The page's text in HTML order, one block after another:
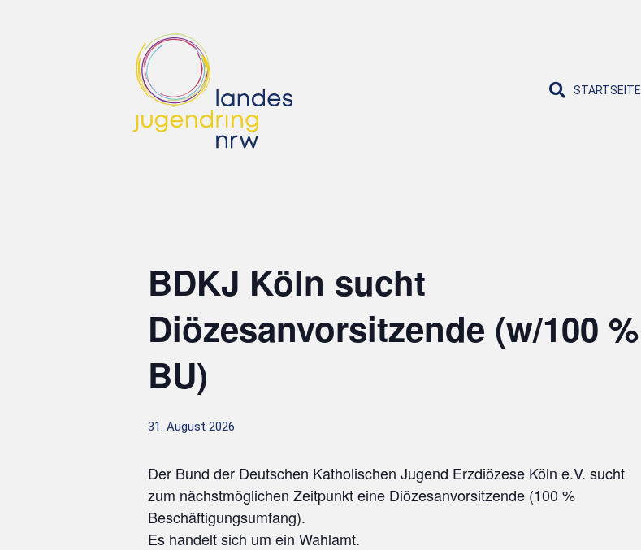
STARTSEITE
BDKJ Köln sucht
Diözesanvorsitzende (w/100 %
BU)
31. August 2026
Der Bund der Deutschen Katholischen Jugend Erzdiözese Köln e.V. sucht
zum nächstmöglichen Zeitpunkt eine Diözesanvorsitzende (100 %
Beschäftigungsumfang).
Es handelt sich um ein Wahlamt.